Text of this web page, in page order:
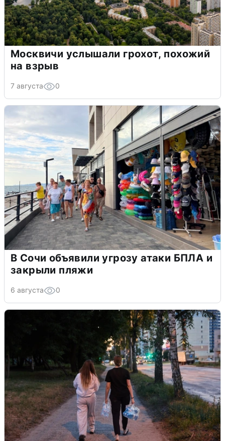
Москвичи услышали грохот, похожий
на взрыв
7 августа 0
В Сочи объявили угрозу атаки БПЛА и
закрыли пляжи
6 августа 0